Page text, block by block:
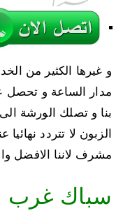
و غيرها الكثير من
مدار الساعة و تحصل
بنا و تصلك الورشة
الزبون لا تتردد
مشرف لاننا الافضل
سباك